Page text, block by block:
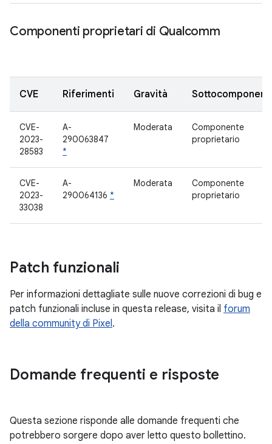
Componenti proprietari di Qualcomm
CVE Riferimenti Gravità
CVE-
2023-
28583
A-
290063847
*
Moderata
Componente
proprietario
CVE-
2023-
33038
A-
290064136 *
Moderata
Componente
proprietario
Patch funzionali
Per informazioni dettagliate sulle nuove correzioni di bug e
patch funzionali incluse in questa release, visita il forum
della community di Pixel.
Domande frequenti e risposte
Questa sezione risponde alle domande frequenti che
potrebbero sorgere dopo aver letto questo bollettino.